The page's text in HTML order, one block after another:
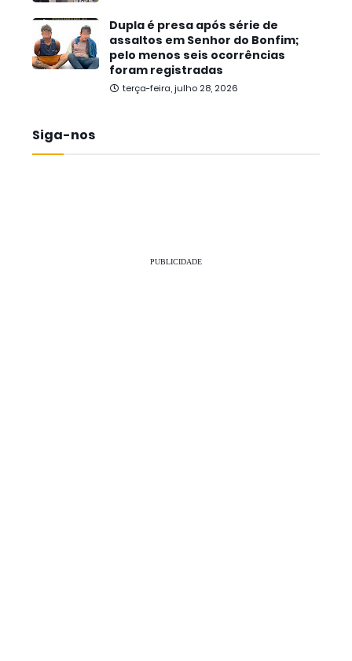
Dupla é presa após série de
assaltos em Senhor do Bonfim;
pelo menos seis ocorrências
foram registradas
terça-feira, julho 28, 2026
Siga-nos
PUBLICIDADE